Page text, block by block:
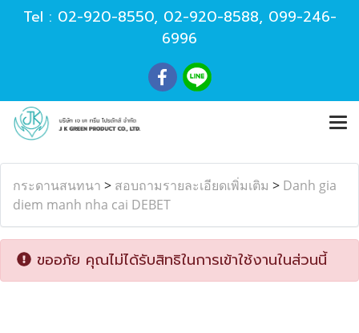
Tel : 02-920-8550, 02-920-8588, 099-246-
6996
กระดานสนทนา > สอบถามรายละเอียดเพิ่มเติม > Danh gia
diem manh nha cai DEBET
ขออภัย คุณไม่ได้รับสิทธิในการเข้าใช้งานในส่วนนี้